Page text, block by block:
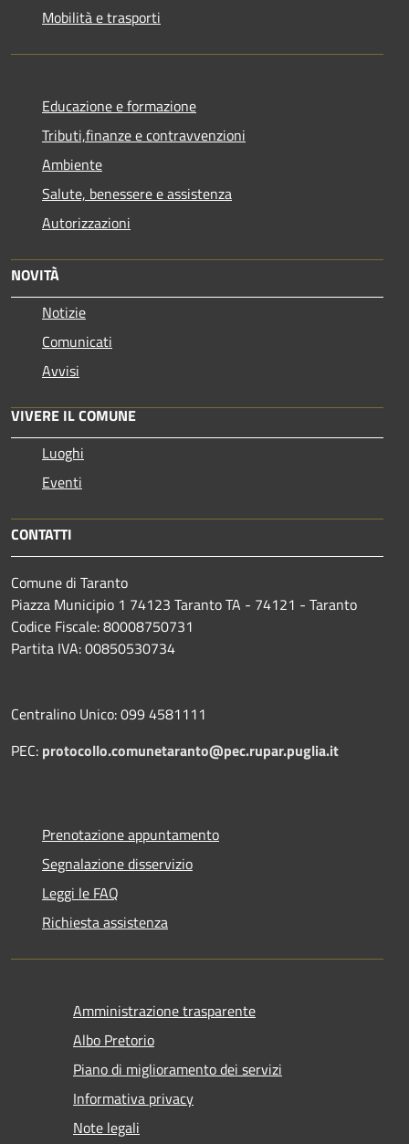
Mobilità e trasporti
Educazione e formazione
Tributi,finanze e contravvenzioni
Ambiente
Salute, benessere e assistenza
Autorizzazioni
NOVITÀ
Notizie
Comunicati
Avvisi
VIVERE IL COMUNE
Luoghi
Eventi
CONTATTI
Comune di Taranto
Piazza Municipio 1 74123 Taranto TA - 74121 - Taranto
Codice Fiscale: 80008750731
Partita IVA: 00850530734
Centralino Unico: 099 4581111
PEC: protocollo.comunetaranto@pec.rupar.puglia.it
Prenotazione appuntamento
Segnalazione disservizio
Leggi le FAQ
Richiesta assistenza
Amministrazione trasparente
Albo Pretorio
Piano di miglioramento dei servizi
Informativa privacy
Note legali